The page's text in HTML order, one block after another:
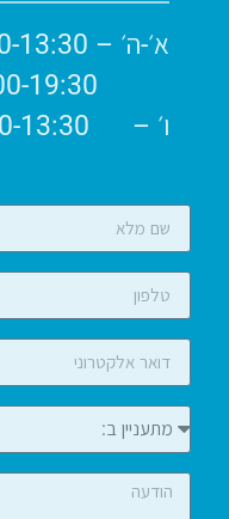
א׳-ה׳ – 7:30-13:30
ו׳ – 7:30-13:30